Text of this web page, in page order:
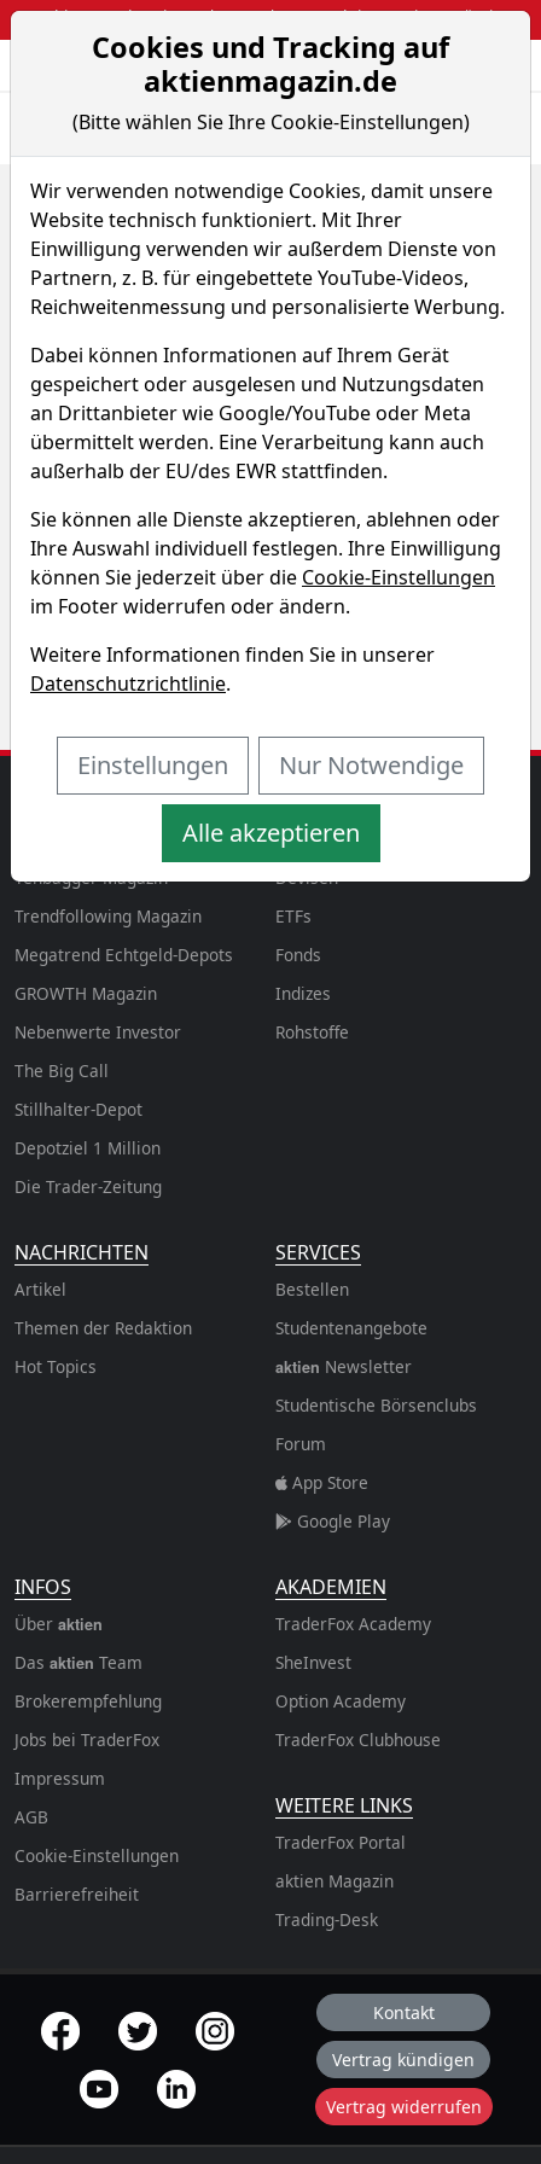
Webinar: So kassierst du trotzdem attraktive Optionsprämien
Aktien- und
Home Aktien AptarGroup Inc. Renditedreieck
AptarGroup Aktie
Watchlist ATR WKN 886413
Entdecken Sie auf einen Blick die Performance der
AptarGroup Aktie über verschiedene Zeiträume hinweg.
MAGAZINE
Tenbagger Magazin
Trendfollowing Magazin
Megatrend Echtgeld-Depots
GROWTH Magazin
Nebenwerte Investor
The Big Call
Stillhalter-Depot
Depotziel 1 Million
Die Trader-Zeitung
AKTIEN & MEHR
Aktien
Devisen
ETFs
Fonds
Indizes
Rohstoffe
NACHRICHTEN
Artikel
Themen der Redaktion
Hot Topics
SERVICES
Bestellen
Studentenangebote
aktien Newsletter
Studentische Börsenclubs
Forum
App Store
Google Play
INFOS
Über aktien
Das aktien Team
Brokerempfehlung
Jobs bei TraderFox
Impressum
AGB
Cookie-Einstellungen
Barrierefreiheit
AKADEMIEN
TraderFox Academy
SheInvest
Option Academy
TraderFox Clubhouse
WEITERE LINKS
TraderFox Portal
aktien Magazin
Trading-Desk
offizielle Social Media-Accounts Kontakt
Vertrag kündigen
Vertrag widerrufen
Cookies und Tracking auf
aktienmagazin.de
(Bitte wählen Sie Ihre Cookie-Einstellungen)
Wir verwenden notwendige Cookies, damit unsere
Website technisch funktioniert. Mit Ihrer
Einwilligung verwenden wir außerdem Dienste von
Partnern, z. B. für eingebettete YouTube-Videos,
Reichweitenmessung und personalisierte Werbung.
Dabei können Informationen auf Ihrem Gerät
gespeichert oder ausgelesen und Nutzungsdaten
an Drittanbieter wie Google/YouTube oder Meta
übermittelt werden. Eine Verarbeitung kann auch
außerhalb der EU/des EWR stattfinden.
Sie können alle Dienste akzeptieren, ablehnen oder
Ihre Auswahl individuell festlegen. Ihre Einwilligung
können Sie jederzeit über die Cookie-Einstellungen
im Footer widerrufen oder ändern.
Weitere Informationen finden Sie in unserer
Datenschutzrichtlinie.
Einstellungen Nur Notwendige
Alle akzeptieren